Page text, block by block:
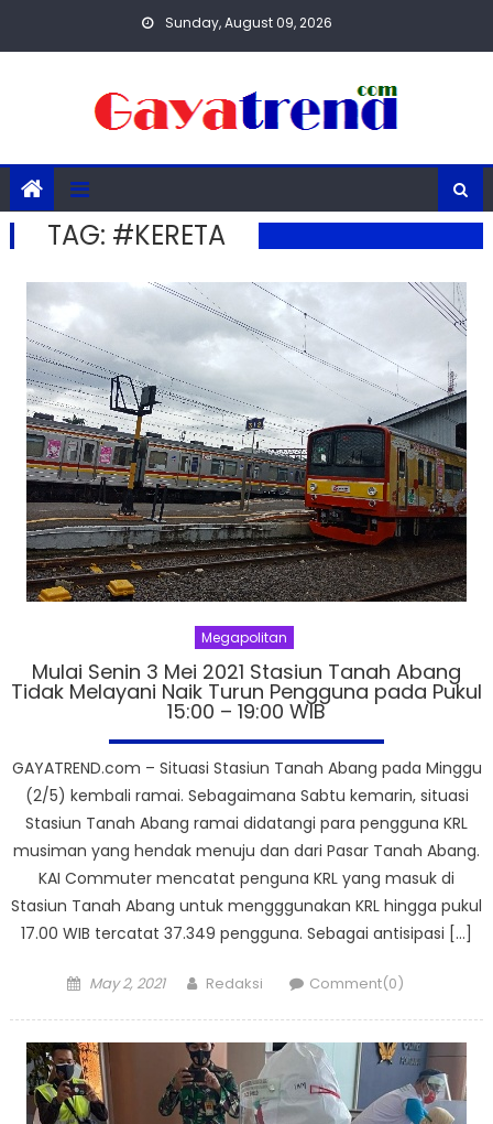
Sunday, August 09, 2026
TAG: #KERETA
Megapolitan
Mulai Senin 3 Mei 2021 Stasiun Tanah Abang
Tidak Melayani Naik Turun Pengguna pada Pukul
15:00 – 19:00 WIB
GAYATREND.com – Situasi Stasiun Tanah Abang pada Minggu
(2/5) kembali ramai. Sebagaimana Sabtu kemarin, situasi
Stasiun Tanah Abang ramai didatangi para pengguna KRL
musiman yang hendak menuju dan dari Pasar Tanah Abang.
KAI Commuter mencatat penguna KRL yang masuk di
Stasiun Tanah Abang untuk mengggunakan KRL hingga pukul
17.00 WIB tercatat 37.349 pengguna. Sebagai antisipasi […]
Posted
May 2, 2021 Author
Redaksi Comment(0)